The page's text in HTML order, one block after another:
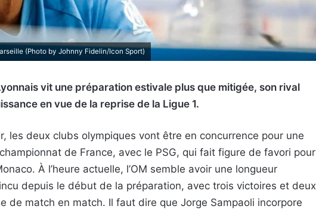
(Photo by Johnny Fidelin/Icon Sport)
vit une préparation estivale plus que mitigée, son rival
en vue de la reprise de la Ligue 1.
les deux clubs olympiques vont être en concurrence pour une
de France, avec le PSG, qui fait figure de favori pour
À l’heure actuelle, l’OM semble avoir une longueur
depuis le début de la préparation, avec trois victoires et deux
de match en match. Il faut dire que Jorge Sampaoli incorpore